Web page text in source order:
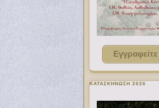
ΚΑΤΑΣΚΗΝΩΣΗ 2026